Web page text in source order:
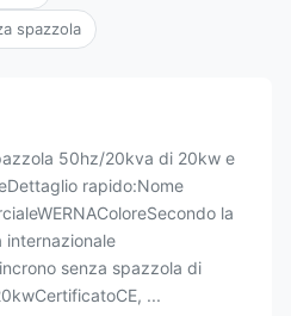
spazzola
50hz/20kva di 20kw e
rapido:Nome
la
internazionale
senza spazzola di
...